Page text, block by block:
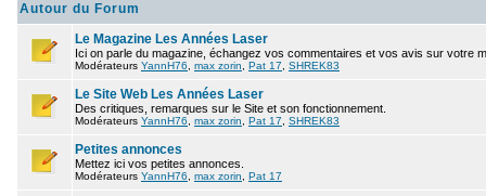
Autour du Forum
Le Magazine Les Années Laser
Ici on parle du magazine, échangez vos commentaires et vos avis sur votre
Modérateurs YannH76 max zorin Pat 17 SHREK83
Le Site Web Les Années Laser
Des critiques, remarques sur le Site et son fonctionnement.
Modérateurs YannH76 max zorin Pat 17 SHREK83
Petites annonces
Mettez ici vos petites annonces.
Modérateurs YannH76 max zorin Pat 17